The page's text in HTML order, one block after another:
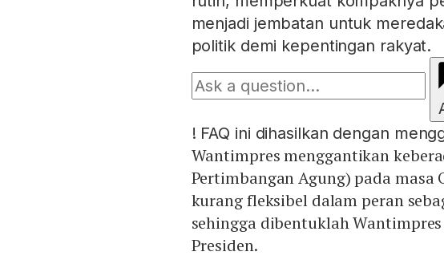
menjadi jembatan untuk
politik demi kepentingan rakyat.
! FAQ ini dihasilkan dengan
Wantimpres menggantikan
Pertimbangan Agung) pada masa
kurang fleksibel dalam peran
sehingga dibentuklah
Presiden.